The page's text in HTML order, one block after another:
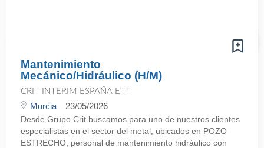
Mantenimiento
Mecánico/Hidráulico (H/M)
CRIT INTERIM ESPAÑA ETT
Murcia 23/05/2026
Desde Grupo Crit buscamos para uno de nuestros clientes
especialistas en el sector del metal, ubicados en POZO
ESTRECHO, personal de mantenimiento hidráulico con